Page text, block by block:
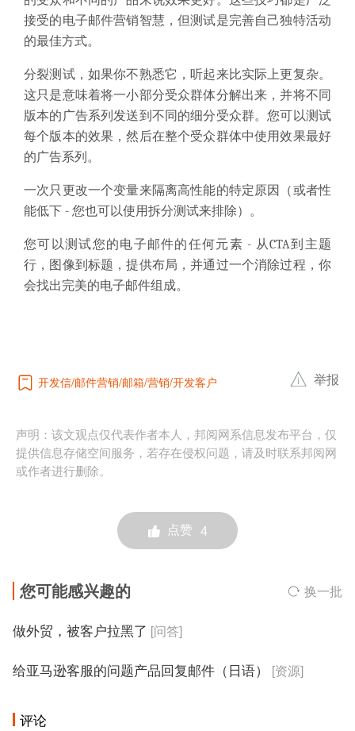
接受的电子邮件营销智慧，但测试是完善自己独特活动
的最佳方式。
分裂测试，如果你不熟悉它，听起来比实际上更复杂。
这只是意味着将一小部分受众群体分解出来，并将不同
版本的广告系列发送到不同的细分受众群。您可以测试
每个版本的效果，然后在整个受众群体中使用效果最好
的广告系列。
一次只更改一个变量来隔离高性能的特定原因（或者性
能低下 - 您也可以使用拆分测试来排除）。
您可以测试您的电子邮件的任何元素 - 从CTA到主题
行，图像到标题，提供布局，并通过一个消除过程，你
会找出完美的电子邮件组成。
开发信 邮件营销 邮箱 营销 开发客户 举报
声明：该文观点仅代表作者本人，邦阅网系信息发布平台，仅
提供信息存储空间服务，若存在侵权问题，请及时联系邦阅网
或作者进行删除。
点赞 4
您可能感兴趣的 换一批
做外贸，被客户拉黑了 [问答]
给亚马逊客服的问题产品回复邮件（日语） [资源]
评论